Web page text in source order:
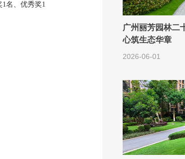
名、优秀奖1
广州丽芳园林二
心筑生态华章
2026-06-01